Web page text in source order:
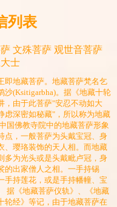
列表
文殊菩萨 观世音菩萨
士
即地藏菩萨。地藏菩萨梵名乞
沙(Ksitigarbha)。据《地藏十轮
，由于此菩萨"安忍不动如大
虑深密如秘藏"，所以称为地藏
国佛教寺院中的地藏菩萨形象
点，一般菩萨为头戴宝冠、身
、璎珞装饰的天人相。而地藏
多为光头或是头戴毗卢冠，身
的出家僧人之相。一手持锡
手持莲花，或是手持幡幢、宝
据《地藏菩萨仪轨》、《地藏
轮经》等记，由于地藏菩萨在